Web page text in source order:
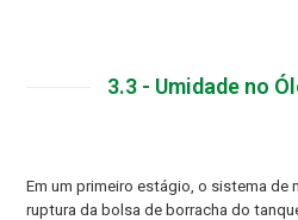
3.3 - Umidade no
Em um primeiro estágio, o sistema de
ruptura da bolsa de borracha do